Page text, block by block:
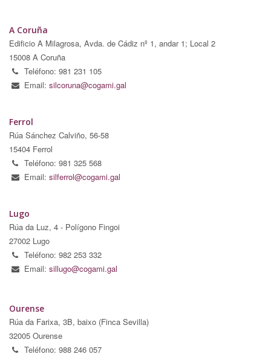
A Coruña
Edificio A Milagrosa, Avda. de Cádiz nº 1, andar 1; Local 2
15008 A Coruña
Teléfono: 981 231 105
Email: silcoruna@cogami.gal
Ferrol
Rúa Sánchez Calviño, 56-58
15404 Ferrol
Teléfono: 981 325 568
Email: silferrol@cogami.gal
Lugo
Rúa da Luz, 4 - Polígono Fingoi
27002 Lugo
Teléfono: 982 253 332
Email: sillugo@cogami.gal
Ourense
Rúa da Farixa, 3B, baixo (Finca Sevilla)
32005 Ourense
Teléfono: 988 246 057